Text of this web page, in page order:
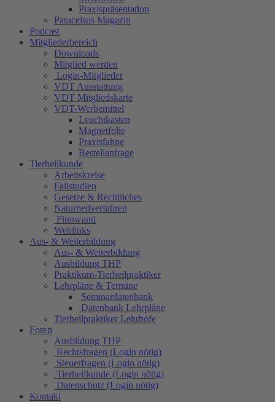
Praxispräsentation
Paracelsus Magazin
Podcast
Mitgliederbereich
Downloads
Mitglied werden
Login-Mitglieder
VDT Ausstattung
VDT Mitgliedskarte
VDT-Werbemittel
Leuchtkasten
Magnetfolie
Praxisfahne
Bestellanfrage
Tierheilkunde
Arbeitskreise
Fallstudien
Gesetze & Rechtliches
Naturheilverfahren
Pinnwand
Weblinks
Aus- & Weiterbildung
Aus- & Weiterbildung
Ausbildung THP
Praktikum-Tierheilpraktiker
Lehrpläne & Termine
Seminardatenbank
Datenbank Lehrpläne
Tierheilpraktiker Lehrhöfe
Foren
Ausbildung THP
Rechtsfragen (Login nötig)
Steuerfragen (Login nötig)
Tierheilkunde (Login nötig)
Datenschutz (Login nötig)
Kontakt